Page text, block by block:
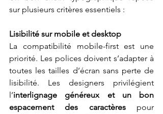
sur plusieurs critères essentiels :
Lisibilité sur mobile et desktop
La compatibilité mobile-first est une
priorité. Les polices doivent s’adapter à
toutes les tailles d’écran sans perte de
lisibilité. Les designers privilégient
l’interlignage généreux et un bon
espacement des caractères pour